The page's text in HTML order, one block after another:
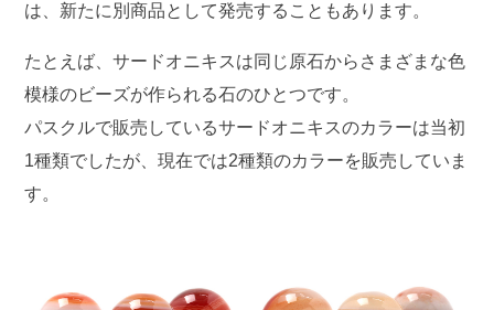
は、新たに別商品として発売することもあります。
たとえば、サードオニキスは同じ原石からさまざまな色
模様のビーズが作られる石のひとつです。
パスクルで販売しているサードオニキスのカラーは当初
1種類でしたが、現在では2種類のカラーを販売していま
す。